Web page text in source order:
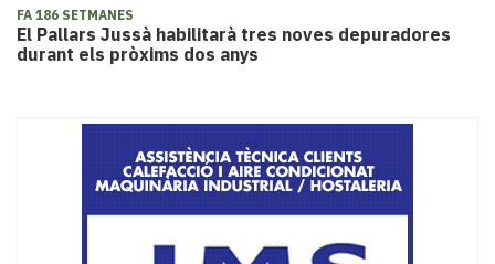
FA 186 SETMANES
El Pallars Jussà habilitarà tres noves depuradores
durant els pròxims dos anys